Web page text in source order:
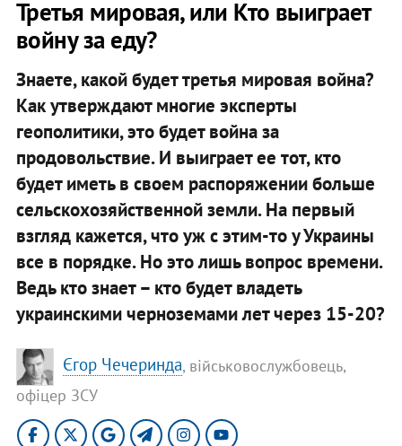
Третья мировая, или Кто выиграет
войну за еду?
Знаете, какой будет третья мировая война?
Как утверждают многие эксперты
геополитики, это будет война за
продовольствие. И выиграет ее тот, кто
будет иметь в своем распоряжении больше
сельскохозяйственной земли. На первый
взгляд кажется, что уж с этим-то у Украины
все в порядке. Но это лишь вопрос времени.
Ведь кто знает – кто будет владеть
украинскими черноземами лет через 15-20?
Єгор Чечеринда, військовослужбовець,
офіцер ЗСУ